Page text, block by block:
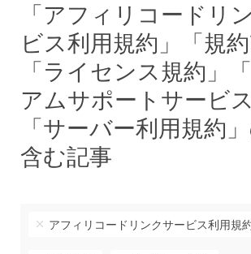
「アフィリコードリ
ビス利用規約」「規約
「ライセンス規約」
アムサポートサービス
「サーバー利用規約
含む記事
アフィリコードリンクサービス利用規